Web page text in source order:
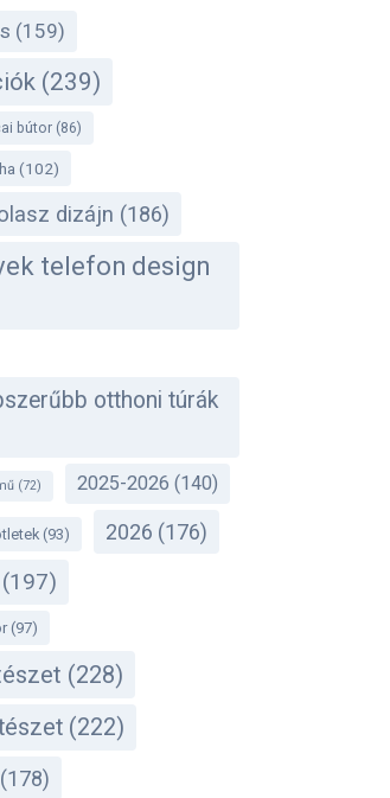
(159)
(239)
bútor(86)
(102)
dizájn (186)
telefon design
otthoni túrák
(72) 2025-2026 (140)
(93) 2026 (176)
(197)
(97)
(228)
(222)
(178)